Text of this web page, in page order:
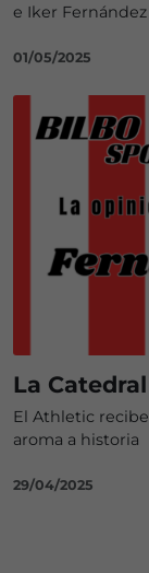
e Iker Fernández
01/05/2025
La
El Athletic
aroma a historia
29/04/2025